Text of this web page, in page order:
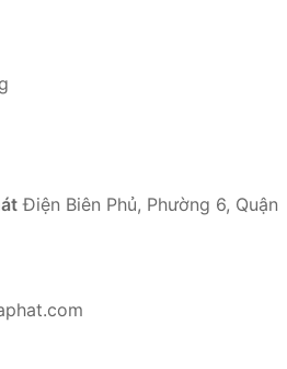
Điện Biên Phủ, Phường 6, Quận